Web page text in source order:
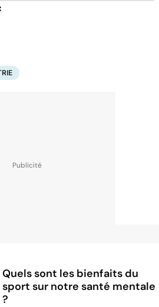
Quels sont les bienfaits du
sport sur notre santé mentale
?